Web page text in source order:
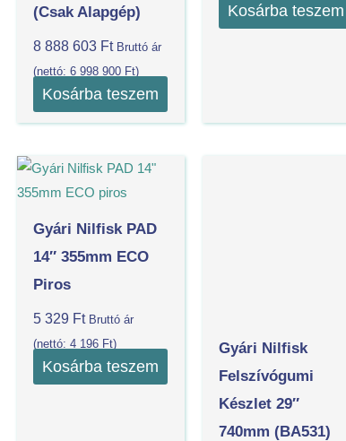
(csak Alapgép)
8 888 603 Ft Bruttó ár
(nettó: 6 998 900 Ft)
Kosárba teszem
Kosárba teszem
Gyári Nilfisk PAD
14″ 355mm ECO
Piros
5 329 Ft Bruttó ár
(nettó: 4 196 Ft)
Kosárba teszem
Gyári Nilfisk
Felszívógumi
Készlet 29″
740mm (BA531)